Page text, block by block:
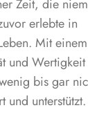
Zeit, die
erlebte in
Mit
und Wertigkeit
bis gar
und unterstützt.